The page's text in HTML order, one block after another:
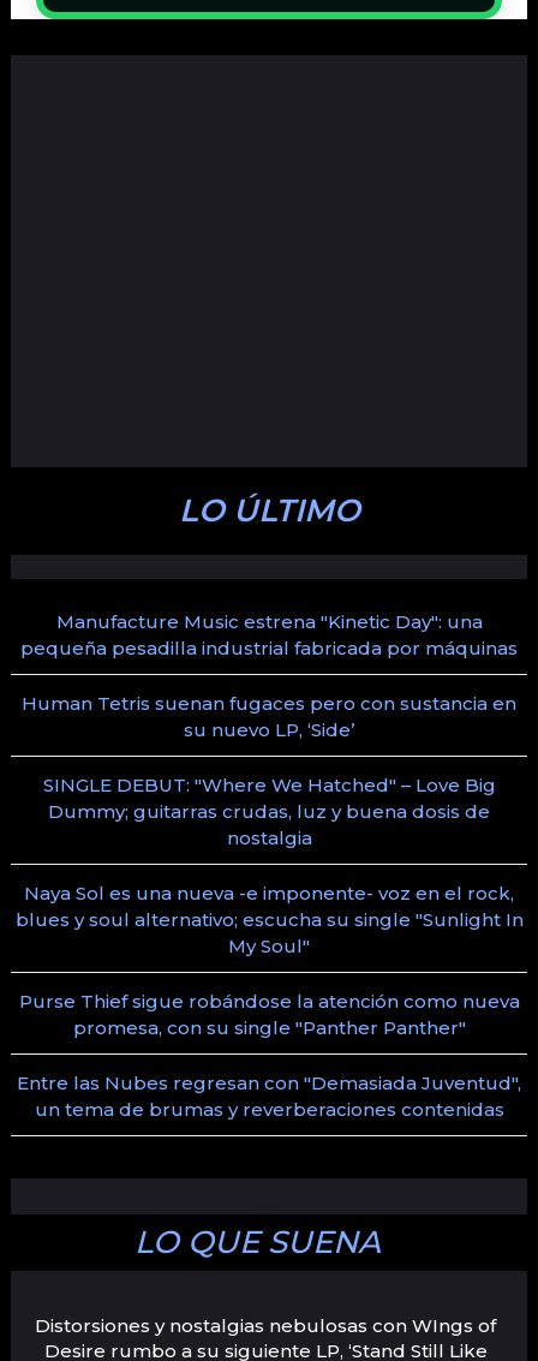
LO ÚLTIMO
Manufacture Music estrena "Kinetic Day": una
pequeña pesadilla industrial fabricada por máquinas
Human Tetris suenan fugaces pero con sustancia en
su nuevo LP, ‘Side’
SINGLE DEBUT: "Where We Hatched" – Love Big
Dummy; guitarras crudas, luz y buena dosis de
nostalgia
Naya Sol es una nueva -e imponente- voz en el rock,
blues y soul alternativo; escucha su single "Sunlight In
My Soul"
Purse Thief sigue robándose la atención como nueva
promesa, con su single "Panther Panther"
Entre las Nubes regresan con "Demasiada Juventud",
un tema de brumas y reverberaciones contenidas
LO QUE SUENA
Distorsiones y nostalgias nebulosas con WIngs of
Desire rumbo a su siguiente LP, ‘Stand Still Like